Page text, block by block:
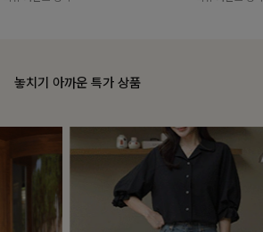
놓치기 아까운 특가 상품